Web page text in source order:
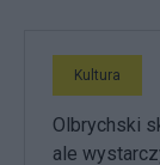
Kultura
Olbrychski
ale